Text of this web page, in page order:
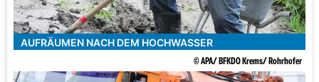
AUFRÄUMEN NACH DEM HOCHWASSER
© APA/ BFKDO Krems/ Rohrhofer